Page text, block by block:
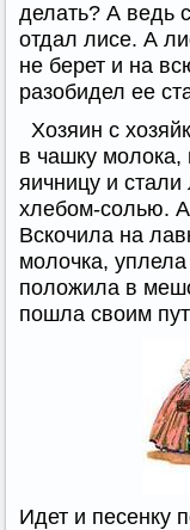
делать? А ведь
отдал лисе. А
не берет и на
разобидел ее
Хозяин с
в чашку
яичницу и стали
хлебом-солью. А
Вскочила на
молочка, уплела
положила в
пошла своим
Идет и песенку